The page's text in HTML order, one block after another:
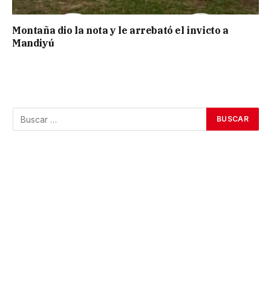
Montaña dio la nota y le arrebató el invicto a
Mandiyú